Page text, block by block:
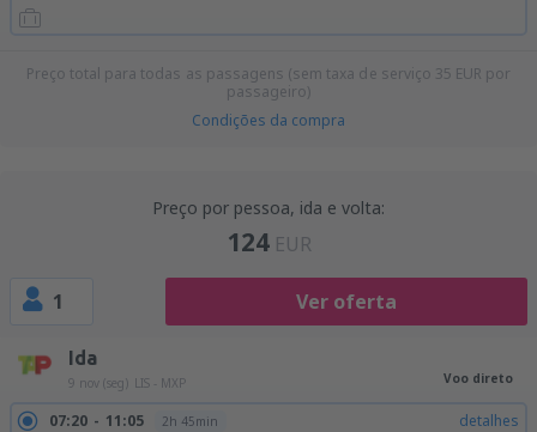
Preço total para todas as passagens (sem taxa de serviço 35 EUR por
passageiro)
Condições da compra
Preço por pessoa, ida e volta:
124 EUR
1 Ver oferta
Ida
9 nov (seg) LIS - MXP Voo direto
07:20 11:05 2h 45min detalhes